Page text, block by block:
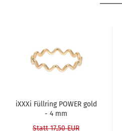
iXXXi Füll­ring POWER gold
- 4 mm
Statt 17,50 EUR